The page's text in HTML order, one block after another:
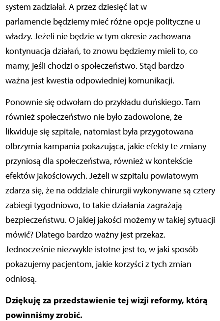
system zadziałał. A przez dziesięć lat w
parlamencie będziemy mieć różne opcje polityczne u
władzy. Jeżeli nie będzie w tym okresie zachowana
kontynuacja działań, to znowu będziemy mieli to, co
mamy, jeśli chodzi o społeczeństwo. Stąd bardzo
ważna jest kwestia odpowiedniej komunikacji.
Ponownie się odwołam do przykładu duńskiego. Tam
również społeczeństwo nie było zadowolone, że
likwiduje się szpitale, natomiast była przygotowana
olbrzymia kampania pokazująca, jakie efekty te zmiany
przyniosą dla społeczeństwa, również w kontekście
efektów jakościowych. Jeżeli w szpitalu powiatowym
zdarza się, że na oddziale chirurgii wykonywane są cztery
zabiegi tygodniowo, to takie działania zagrażają
bezpieczeństwu. O jakiej jakości możemy w takiej sytuacji
mówić? Dlatego bardzo ważny jest przekaz.
Jednocześnie niezwykle istotne jest to, w jaki sposób
pokazujemy pacjentom, jakie korzyści z tych zmian
odniosą.
Dziękuję za przedstawienie tej wizji reformy, którą
powinniśmy zrobić.